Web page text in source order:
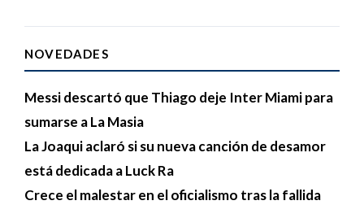
NOVEDADES
Messi descartó que Thiago deje Inter Miami para
sumarse a La Masia
La Joaqui aclaró si su nueva canción de desamor
está dedicada a Luck Ra
Crece el malestar en el oficialismo tras la fallida